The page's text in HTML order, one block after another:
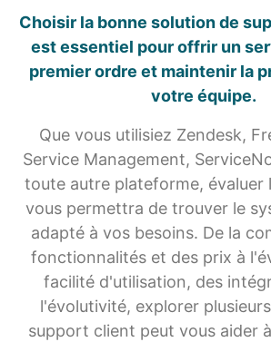
Choisir la bonne solution de
est essentiel pour offrir un
premier ordre et maintenir la
votre équipe.
Que vous utilisiez Zendesk,
Service Management,
toute autre plateforme, évaluer
vous permettra de trouver le
adapté à vos besoins. De la
fonctionnalités et des prix à
facilité d'utilisation, des
l'évolutivité, explorer
support client peut vous aider